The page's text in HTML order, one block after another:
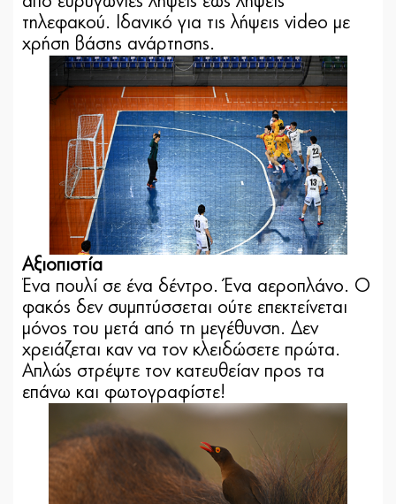
τηλεφακού. Ιδανικό για τις λήψεις video με
χρήση βάσης ανάρτησης.
Αξιοπιστία
Ένα πουλί σε ένα δέντρο. Ένα αεροπλάνο. Ο
φακός δεν συμπτύσσεται ούτε επεκτείνεται
μόνος του μετά από τη μεγέθυνση. Δεν
χρειάζεται καν να τον κλειδώσετε πρώτα.
Απλώς στρέψτε τον κατευθείαν προς τα
επάνω και φωτογραφίστε!